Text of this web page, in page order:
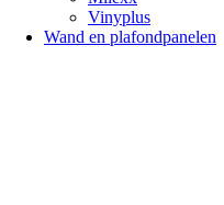
Vinyplus
Wand en plafondpanelen